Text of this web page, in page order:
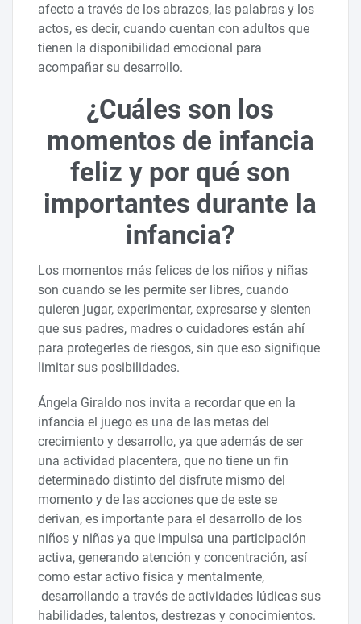
afecto a través de los abrazos, las palabras y los
actos, es decir, cuando cuentan con adultos que
tienen la disponibilidad emocional para
acompañar su desarrollo.
¿Cuáles son los
momentos de infancia
feliz y por qué son
importantes durante la
infancia?
Los momentos más felices de los niños y niñas
son cuando se les permite ser libres, cuando
quieren jugar, experimentar, expresarse y sienten
que sus padres, madres o cuidadores están ahí
para protegerles de riesgos, sin que eso signifique
limitar sus posibilidades.
Ángela Giraldo nos invita a recordar que en la
infancia el juego es una de las metas del
crecimiento y desarrollo, ya que además de ser
una actividad placentera, que no tiene un fin
determinado distinto del disfrute mismo del
momento y de las acciones que de este se
derivan, es importante para el desarrollo de los
niños y niñas ya que impulsa una participación
activa, generando atención y concentración, así
como estar activo física y mentalmente,
desarrollando a través de actividades lúdicas sus
habilidades, talentos, destrezas y conocimientos.